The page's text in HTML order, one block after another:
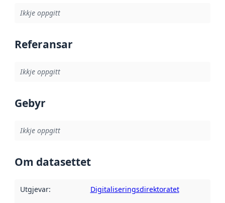
Ikkje oppgitt
Referansar
Ikkje oppgitt
Gebyr
Ikkje oppgitt
Om datasettet
Utgjevar: Digitaliseringsdirektoratet